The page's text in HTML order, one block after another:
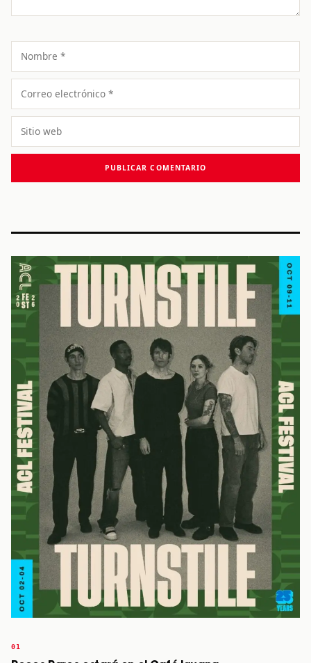
Nombre
Correo
electrónico
Sitio
web